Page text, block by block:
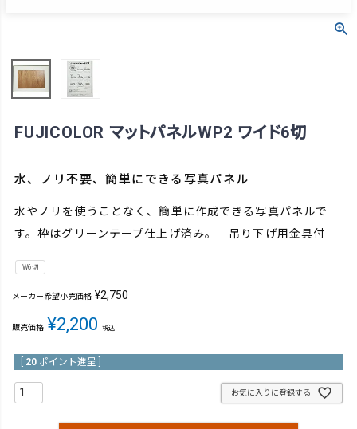
FUJICOLOR マットパネルWP2 ワイド6切
水、ノリ不要、簡単にできる写真パネル
水やノリを使うことなく、簡単に作成できる写真パネルで
す。枠はグリーンテープ仕上げ済み。 吊り下げ用金具付
W6切
メーカー希望小売価格 ¥2,750
販売価格 ¥2,200 税込
20 ポイント進呈 ]
お気に入りに登録する